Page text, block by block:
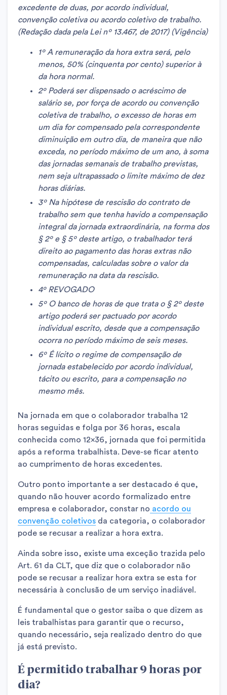
excedente de duas, por acordo individual,
convenção coletiva ou acordo coletivo de trabalho.
(Redação dada pela Lei nº 13.467, de 2017) (Vigência)
1º A remuneração da hora extra será, pelo
menos, 50% (cinquenta por cento) superior à
da hora normal.
2º Poderá ser dispensado o acréscimo de
salário se, por força de acordo ou convenção
coletiva de trabalho, o excesso de horas em
um dia for compensado pela correspondente
diminuição em outro dia, de maneira que não
exceda, no período máximo de um ano, à soma
das jornadas semanais de trabalho previstas,
nem seja ultrapassado o limite máximo de dez
horas diárias.
3º Na hipótese de rescisão do contrato de
trabalho sem que tenha havido a compensação
integral da jornada extraordinária, na forma dos
§ 2º e § 5º deste artigo, o trabalhador terá
direito ao pagamento das horas extras não
compensadas, calculadas sobre o valor da
remuneração na data da rescisão.
4º REVOGADO
5º O banco de horas de que trata o § 2º deste
artigo poderá ser pactuado por acordo
individual escrito, desde que a compensação
ocorra no período máximo de seis meses.
6º É lícito o regime de compensação de
jornada estabelecido por acordo individual,
tácito ou escrito, para a compensação no
mesmo mês.
Na jornada em que o colaborador trabalha 12
horas seguidas e folga por 36 horas, escala
conhecida como 12×36, jornada que foi permitida
após a reforma trabalhista. Deve-se ficar atento
ao cumprimento de horas excedentes.
Outro ponto importante a ser destacado é que,
quando não houver acordo formalizado entre
empresa e colaborador, constar no acordo ou
convenção coletivos da categoria, o colaborador
pode se recusar a realizar a hora extra.
Ainda sobre isso, existe uma exceção trazida pelo
Art. 61 da CLT, que diz que o colaborador não
pode se recusar a realizar hora extra se esta for
necessária à conclusão de um serviço inadiável.
É fundamental que o gestor saiba o que dizem as
leis trabalhistas para garantir que o recurso,
quando necessário, seja realizado dentro do que
já está previsto.
É permitido trabalhar 9 horas por
dia?